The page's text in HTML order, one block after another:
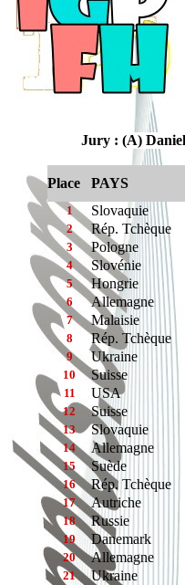
Jury : (A)
Place PAYS
1 Slovaquie
2 Rép. Tchèque
3 Pologne
4 Slovénie
5 Hongrie
6 Allemagne
7 Malaisie
8 Rép. Tchèque
9 Ukraine
10 Suisse
11 USA
12 Suisse
13 Slovaquie
14 Allemagne
15 Suède
16 Rép. Tchèque
17 Autriche
18 Russie
19 Danemark
20 Allemagne
21 Ukraine